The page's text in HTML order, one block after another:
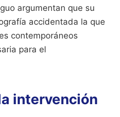
argumentan que su
accidentada la que
contemporáneos
para el
intervención